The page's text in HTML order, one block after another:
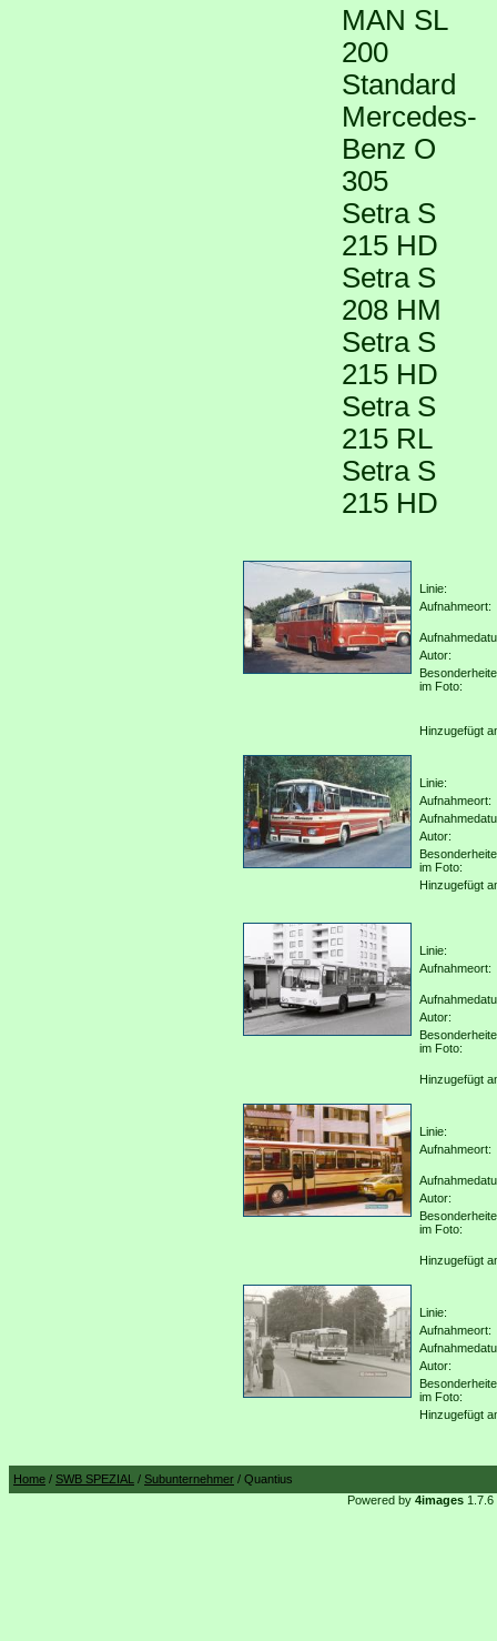
MAN SL
200
Standard
Mercedes-
Benz O
305
Setra S
215 HD
Setra S
208 HM
Setra S
215 HD
Setra S
215 RL
Setra S
215 HD
Linie:
Aufnahmeort:
Autor:
im Foto:
Hinzugefügt
Linie:
Aufnahmeort:
Autor:
im Foto:
Hinzugefügt
Linie:
Aufnahmeort:
Autor:
im Foto:
Hinzugefügt
Linie:
Aufnahmeort:
Autor:
im Foto:
Hinzugefügt
Linie:
Aufnahmeort:
Autor:
im Foto:
Hinzugefügt
Home / SWB SPEZIAL / Subunternehmer / Quantius
Powered by 4images1.7.6